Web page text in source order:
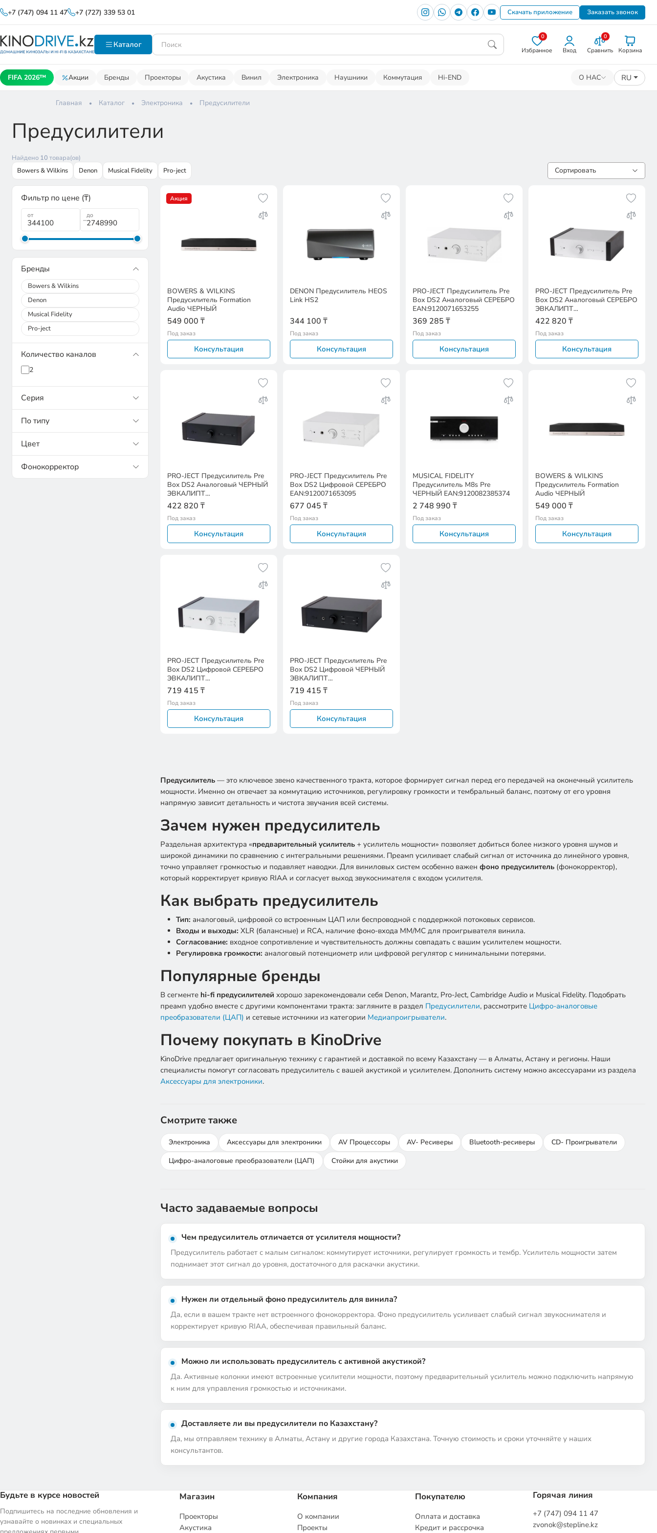
+7 (747) 094 11 47 +7 (727) 339 53 01 Скачать приложение Заказать звонок
Каталог
0
Избранное Вход
0
Сравнить Корзина
FIFA 2026™ Акции Бренды Проекторы Акустика Винил Электроника Наушники Коммутация Hi-END О НАС RU
Главная Каталог Электроника Предусилители
Предусилители
Найдено 10 товара(ов)
Bowers & Wilkins
Denon Musical Fidelity Pro-ject Сортировать
Фильтр по цене (₸)
от до
Бренды
Bowers & Wilkins
Denon
Musical Fidelity
Pro-ject
Количество каналов
2
Серия
По типу
Цвет
Фонокорректор
Акция
BOWERS & WILKINS
Предусилитель Formation
Audio ЧЕРНЫЙ
549 000 ₸
Под заказ
Консультация
DENON Предусилитель HEOS
Link HS2
344 100 ₸
Под заказ
Консультация
PRO-JECT Предусилитель Pre
Box DS2 Аналоговый СЕРЕБРО
EAN:9120071653255
369 285 ₸
Под заказ
Консультация
PRO-JECT Предусилитель Pre
Box DS2 Аналоговый СЕРЕБРО
ЭВКАЛИПТ
EAN:9120071653323
422 820 ₸
Под заказ
Консультация
PRO-JECT Предусилитель Pre
Box DS2 Аналоговый ЧЕРНЫЙ
ЭВКАЛИПТ
EAN:9120071653293
422 820 ₸
Под заказ
Консультация
PRO-JECT Предусилитель Pre
Box DS2 Цифровой СЕРЕБРО
EAN:9120071653095
677 045 ₸
Под заказ
Консультация
MUSICAL FIDELITY
Предусилитель M8s Pre
ЧЕРНЫЙ EAN:9120082385374
2 748 990 ₸
Под заказ
Консультация
BOWERS & WILKINS
Предусилитель Formation
Audio ЧЕРНЫЙ
549 000 ₸
Под заказ
Консультация
PRO-JECT Предусилитель Pre
Box DS2 Цифровой СЕРЕБРО
ЭВКАЛИПТ
EAN:9120071653163
719 415 ₸
Под заказ
Консультация
PRO-JECT Предусилитель Pre
Box DS2 Цифровой ЧЕРНЫЙ
ЭВКАЛИПТ
EAN:9120071653132
719 415 ₸
Под заказ
Консультация
Предусилитель — это ключевое звено качественного тракта, которое формирует сигнал перед его передачей на оконечный усилитель
мощности. Именно он отвечает за коммутацию источников, регулировку громкости и тембральный баланс, поэтому от его уровня
напрямую зависит детальность и чистота звучания всей системы.
Зачем нужен предусилитель
Раздельная архитектура «предварительный усилитель + усилитель мощности» позволяет добиться более низкого уровня шумов и
широкой динамики по сравнению с интегральными решениями. Преамп усиливает слабый сигнал от источника до линейного уровня,
точно управляет громкостью и подавляет наводки. Для виниловых систем особенно важен фоно предусилитель (фонокорректор),
который корректирует кривую RIAA и согласует выход звукоснимателя с входом усилителя.
Как выбрать предусилитель
Тип: аналоговый, цифровой со встроенным ЦАП или беспроводной с поддержкой потоковых сервисов.
Входы и выходы: XLR (балансные) и RCA, наличие фоно-входа MM/MC для проигрывателя винила.
Согласование: входное сопротивление и чувствительность должны совпадать с вашим усилителем мощности.
Регулировка громкости: аналоговый потенциометр или цифровой регулятор с минимальными потерями.
Популярные бренды
В сегменте hi-fi предусилителей хорошо зарекомендовали себя Denon, Marantz, Pro-Ject, Cambridge Audio и Musical Fidelity. Подобрать
преамп удобно вместе с другими компонентами тракта: загляните в раздел Предусилители, рассмотрите Цифро-аналоговые
преобразователи (ЦАП) и сетевые источники из категории Медиапроигрыватели.
Почему покупать в KinoDrive
KinoDrive предлагает оригинальную технику с гарантией и доставкой по всему Казахстану — в Алматы, Астану и регионы. Наши
специалисты помогут согласовать предусилитель с вашей акустикой и усилителем. Дополнить систему можно аксессуарами из раздела
Аксессуары для электроники.
Смотрите также
Электроника Аксессуары для электроники AV Процессоры AV- Ресиверы Bluetooth-ресиверы
CD- Проигрыватели
Цифро-аналоговые преобразователи (ЦАП)
Стойки для акустики
Часто задаваемые вопросы
Чем предусилитель отличается от усилителя мощности?
Предусилитель работает с малым сигналом: коммутирует источники, регулирует громкость и тембр. Усилитель мощности затем
поднимает этот сигнал до уровня, достаточного для раскачки акустики.
Нужен ли отдельный фоно предусилитель для винила?
Да, если в вашем тракте нет встроенного фонокорректора. Фоно предусилитель усиливает слабый сигнал звукоснимателя и
корректирует кривую RIAA, обеспечивая правильный баланс.
Можно ли использовать предусилитель с активной акустикой?
Да. Активные колонки имеют встроенные усилители мощности, поэтому предварительный усилитель можно подключить напрямую
к ним для управления громкостью и источниками.
Доставляете ли вы предусилители по Казахстану?
Да, мы отправляем технику в Алматы, Астану и другие города Казахстана. Точную стоимость и сроки уточняйте у наших
консультантов.
Будьте в курсе новостей
Подпишитесь на последние обновления и
узнавайте о новинках и специальных
Магазин
Проекторы
Акустика
Компания
О компании
Проекты
Покупателю
Оплата и доставка
Кредит и рассрочка
Горячая линия
+7 (747) 094 11 47
zvonok@stepline.kz